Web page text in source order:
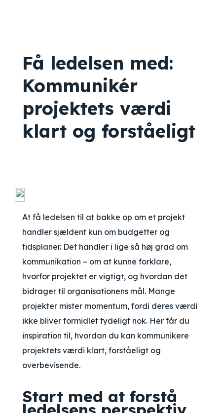
Få ledelsen med:
Kommunikér
projektets værdi
klart og forståeligt
At få ledelsen til at bakke op om et projekt
handler sjældent kun om budgetter og
tidsplaner. Det handler i lige så høj grad om
kommunikation – om at kunne forklare,
hvorfor projektet er vigtigt, og hvordan det
bidrager til organisationens mål. Mange
projekter mister momentum, fordi deres værdi
ikke bliver formidlet tydeligt nok. Her får du
inspiration til, hvordan du kan kommunikere
projektets værdi klart, forståeligt og
overbevisende.
Start med at forstå